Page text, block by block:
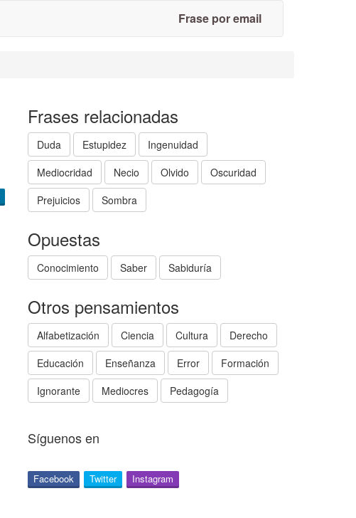
Frase por email
Frases relacionadas
Duda Estupidez
Ingenuidad
Mediocridad
Necio Olvido
Oscuridad
Prejuicios
Sombra
Opuestas
Conocimiento Saber Sabiduría
Otros pensamientos
Alfabetización Ciencia Cultura
Derecho
Educación
Enseñanza Error
Formación
Ignorante
Mediocres Pedagogía
Síguenos en
Facebook Twitter Instagram